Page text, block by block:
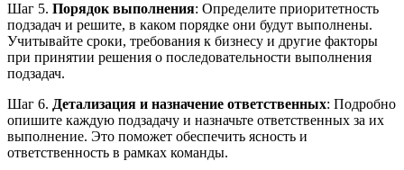
Шаг 5. Порядок выполнения: Определите приоритетность
подзадач и решите, в каком порядке они будут выполнены.
Учитывайте сроки, требования к бизнесу и другие факторы
при принятии решения о последовательности выполнения
подзадач.
Шаг 6. Детализация и назначение ответственных: Подробно
опишите каждую подзадачу и назначьте ответственных за их
выполнение. Это поможет обеспечить ясность и
ответственность в рамках команды.